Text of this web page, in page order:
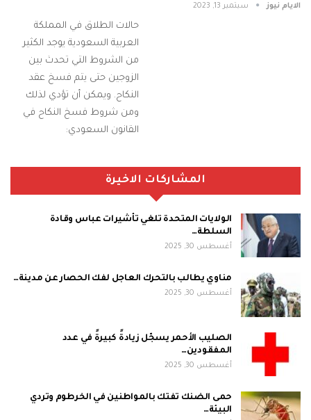
الايام نيوز سبتمبر 13, 2023
حالات الطلاق في المملكة
العربية السعودية يوجد الكثير
من الشروط التي تحدث بين
الزوجين حتى يتم فسخ عقد
النكاح. ويمكن أن تؤدي لذلك
ومن شروط فسخ النكاح في
القانون السعودي:
المشاركات الاخيرة
الولايات المتحدة تلغي تأشيرات عباس وقادة
السلطة…
أغسطس 30, 2025
مناوي يطالب بالتحرك العاجل لفك الحصار عن مدينة…
أغسطس 30, 2025
الصليب الأحمر يسجّل زيادةً كبيرةً في عدد
المفقودين…
أغسطس 30, 2025
حمى الضنك تفتك بالمواطنين في الخرطوم وتردي
البيئة…